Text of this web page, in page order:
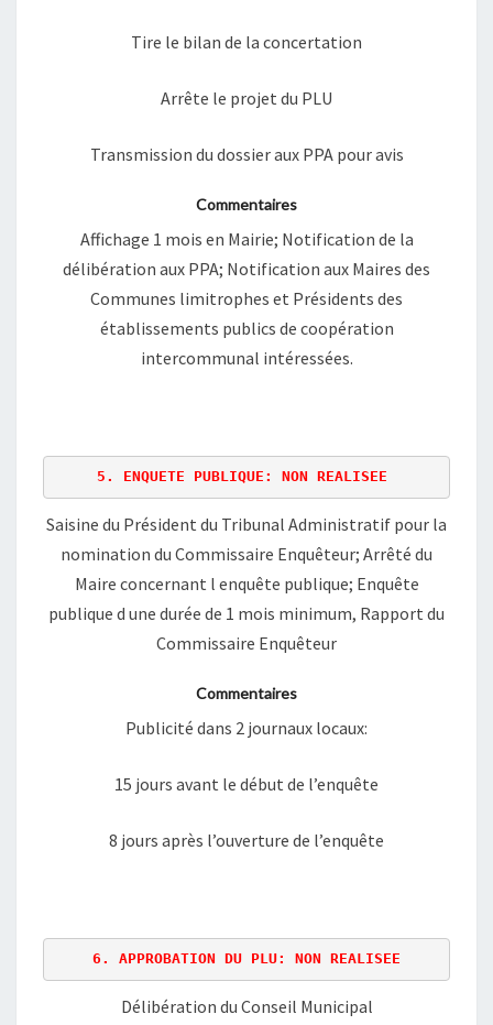
Tire le bilan de la concertation
Arrête le projet du PLU
Transmission du dossier aux PPA pour avis
Commentaires
Affichage 1 mois en Mairie; Notification de la
délibération aux PPA; Notification aux Maires des
Communes limitrophes et Présidents des
établissements publics de coopération
intercommunal intéressées.
Saisine du Président du Tribunal Administratif pour la
nomination du Commissaire Enquêteur; Arrêté du
Maire concernant l enquête publique; Enquête
publique d une durée de 1 mois minimum, Rapport du
Commissaire Enquêteur
Commentaires
Publicité dans 2 journaux locaux:
15 jours avant le début de l’enquête
8 jours après l’ouverture de l’enquête
6. APPROBATION DU PLU: NON REALISEE
Délibération du Conseil Municipal